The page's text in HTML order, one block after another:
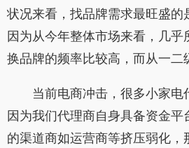
状况来看，找品牌需求最旺盛
因为从今年整体市场来看，几
换品牌的频率比较高，而从一二
当前电商冲击，很多小家电代
因为我们代理商自身具备资金
的渠道商如运营商等挤压弱化